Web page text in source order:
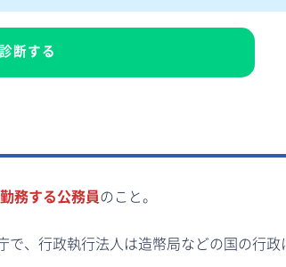
断する
務する公務員のこと。
で、行政執行法人は造幣局などの国の行政